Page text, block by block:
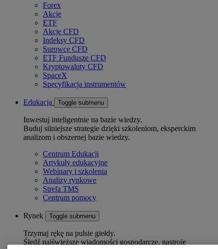
Forex
Akcje
ETF
Akcje CFD
Indeksy CFD
Surowce CFD
ETF Fundusze CFD
Kryptowaluty CFD
SpaceX
Specyfikacja instrumentów
Edukacja Toggle submenu
Inwestuj inteligentnie na bazie wiedzy.
Buduj silniejsze strategie dzięki szkoleniom, eksperckim
analizom i obszernej bazie wiedzy.
Centrum Edukacji
Artykuły edukacyjne
Webinary i szkolenia
Analizy rynkowe
Strefa TMS
Centrum pomocy
Rynek Toggle submenu
Trzymaj rękę na pulsie giełdy.
Śledź najświeższe wiadomości gospodarcze, nastroje